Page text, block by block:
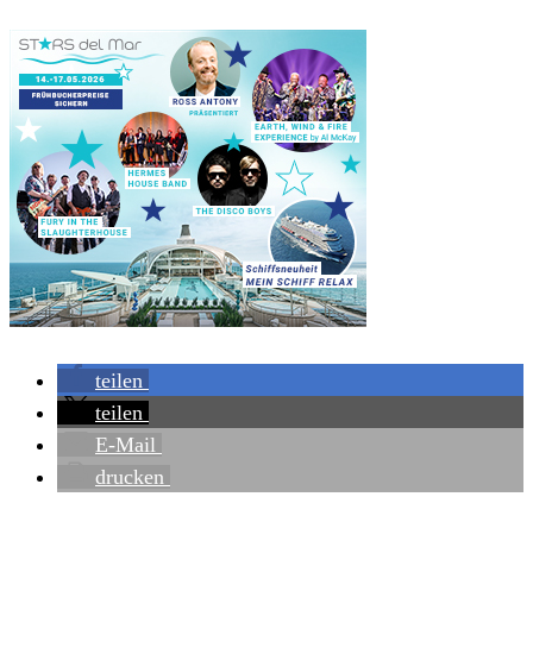
teilen
teilen
E-Mail
drucken